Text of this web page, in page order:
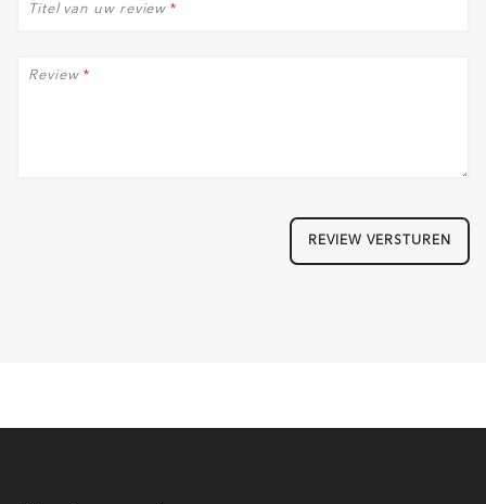
*
Titel van uw review
*
Review
REVIEW VERSTUREN